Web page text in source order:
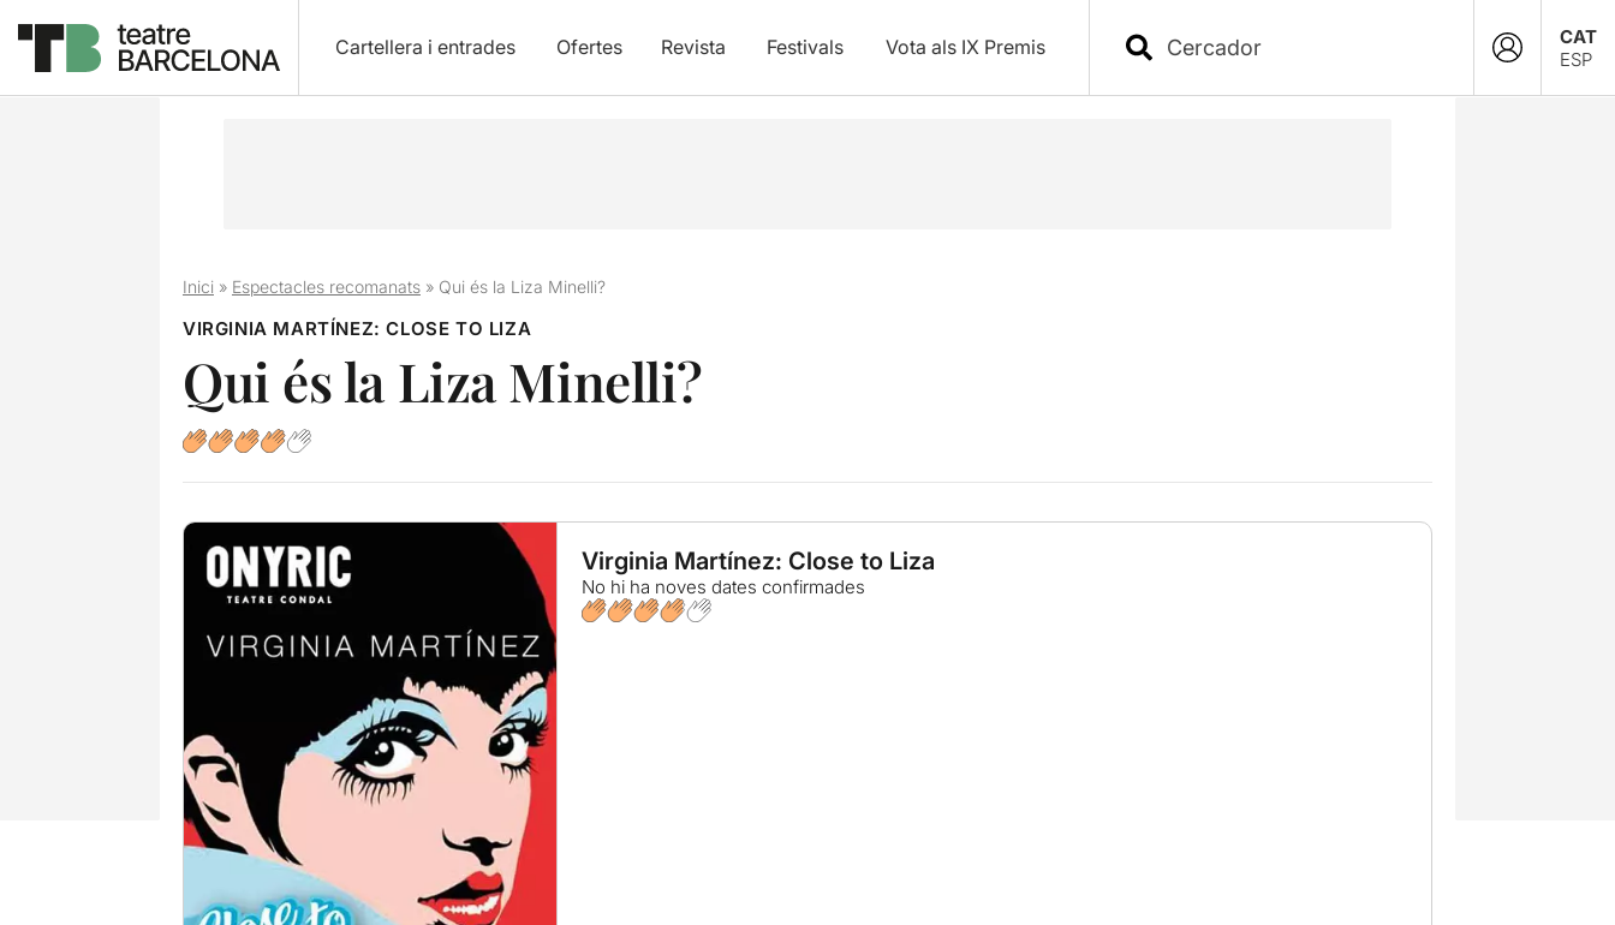
Cartellera i entrades Ofertes Revista Festivals Vota als IX Premis
CAT
ESP
Inici» Espectacles recomanats» Qui és la Liza Minelli?
VIRGINIA MARTÍNEZ: CLOSE TO LIZA
Qui és la Liza Minelli?
Virginia Martínez: Close to Liza
No hi ha noves dates confirmades